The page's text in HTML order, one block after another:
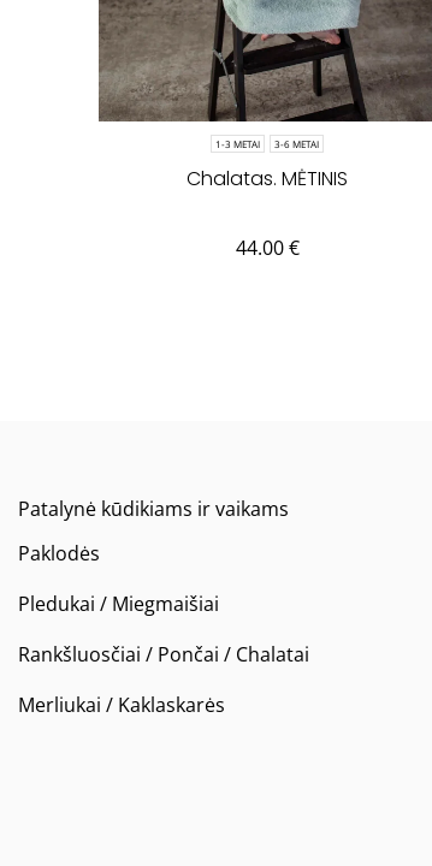
1-3 METAI 3-6 METAI
Chalatas. MĖTINIS
44.00€
Patalynė kūdikiams ir vaikams
Paklodės
Pledukai / Miegmaišiai
Rankšluosčiai / Pončai / Chalatai
Merliukai / Kaklaskarės